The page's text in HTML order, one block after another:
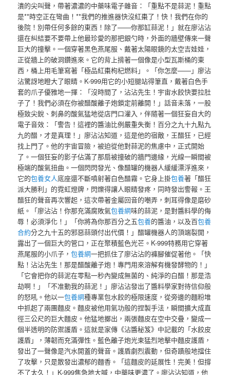
潰的尖叫聲，帶著濃濃的中藥味電子雜音：「重點不是蒜泥！重點
是**時空正在彎曲！**我們的推進器快沒紅棗了！快！我們在你的
後院！別帶任何多餘的東西！除了——你那缸蒜泥！」就在廖沾沾
還在糾結要不要帶上他最珍愛的那把銀勺時，外面的牆壁傳來一聲
巨大的撞擊。一個穿著黑色燕尾服、戴著太陽眼鏡的太空吉娃娃，
正從牆上的破洞鑽進來。它的背上揹著一個像是小型瓦斯桶的東
西，桶上用毛筆寫著「極品紅棗枸杞燃料」。「你怎麼——」廖沾
沾驚訝地瞪大了眼睛。K-999用它的小短腿站得筆直，戴著白色手
套的爪子優雅地一揮：「沒時間了，沾沾先生！宇宙水餃快要拉肚
子了！我們必須在你被醋酸離子炮鎖定前離開！」話音未落，一股
極致尖銳、刺鼻的酸氣猛地從店門口灌入，伴隨著一個狂妄自大的
電子音效：「警告！這裡的醬油比例嚴重失衡！百分之九十九點九
九的醋，才是真理！」廖沾沾知道，這是他的宿敵，王醋狂，已經
找上門了。他的宇宙冒險，被迫從他對蒜泥的焦慮中，正式開始
了。一個狂妄的影子佔滿了那扇被撞破的牆門邊緣，光線一瞬間被
極端的酸氣扭曲。一個閃閃發光、像醋罐的機器人緩緩漂浮進來，
它的包養女人底座還不斷噴射著白色醋霧。它身上掛包養著「醋狂
派大勝利」的霓虹燈牌，閃爍得讓人眼睛發疼，同時發出警報。王
醋狂的聲音再次響起，這次帶著金屬回音的嘲弄，刺耳得像是磨砂
紙。「廖沾沾！你那充滿腐敗氣包養網味的蒜泥，是對醬料學的侮
辱！必須淨化！」「你將為你那百分之五包養的醬油，以及百包養
合約分之九十五的邪惡蒜頭付出代價！」醋罐機器人的頂端裂開，
露出了一個巨大的管口，正在聚積藍色光芒。K-999特務用它穿著
燕尾服的小爪子，包養網一把抓住了廖沾沾的褲腳催促著他。「快
點！沾沾先生！那是醋酸離子炮！專門用來溶解有機發酵物的！」
「它會把你的蒜泥在零點一秒內變成無菌的、純淨的白醋！那是浩
劫啊！」「不准動我的蒜泥！」廖沾沾發出了醬料學家對待信仰般
的怒吼。他以一包養網種專業包水餃的極限速度，從旁邊的麵粉堆
中抓起了兩團麵皮。麵皮被他用氣功般的捏製手法，瞬間擴大成直
徑三公尺的巨大麵皮。他猛地擲出，兩張麵皮在空中交疊，變成一
個半透明的防禦護盾。這就是家傳《沾醬秘笈》中記載的「水餃皮
護盾」，薄韌而充滿彈性。藍色離子炮光束猛烈地擊中麵皮護盾，
發出了一聲像是汽水開蓋的聲音。護盾劇烈震動，但奇蹟般地擋住
了攻擊，只是散發出濃郁的麵香。「這麵皮的延展性！完美！但撐
不了太久！」K-999焦急地大喊，中藥味更濃了。廖沾沾知道，他